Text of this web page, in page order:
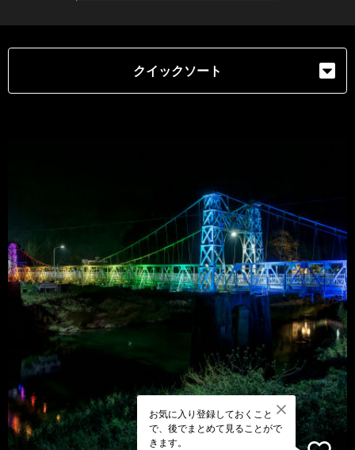
クイックソート
お気に入り登録しておくこと
で、後でまとめて見ることがで
きます。